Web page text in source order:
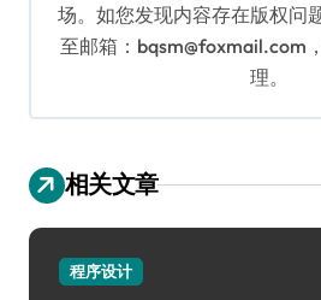
场。如您发现内容存在版权问
至邮箱：bqsm@foxmail.com
理。
相关文章
程序设计